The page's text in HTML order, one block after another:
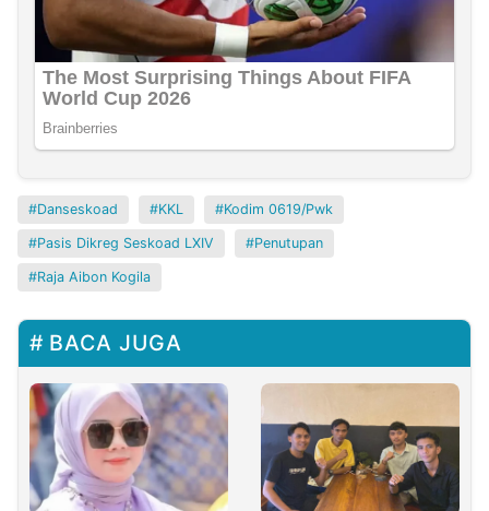
Danseskoad KKL Kodim 0619/Pwk
Pasis Dikreg Seskoad LXIV Penutupan
Raja Aibon Kogila
BACA JUGA